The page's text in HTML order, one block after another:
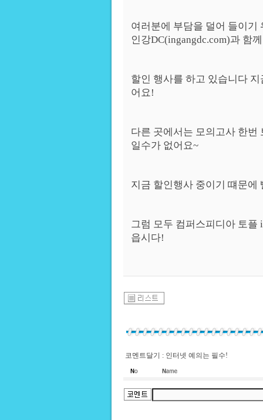
여러분에 부담을 덜어 들이
인강DC(ingangdc.com)과 함께
할인 행사를 하고 있습니다
어요!
다른 곳에서는 모의고사 한번
일수가 없어요~
지금 할인행사 중이기 떄문
그럼 모두 컴퍼스피디아 토플
읍시다!
코멘트달기 : 인터넷 예의는 필수!